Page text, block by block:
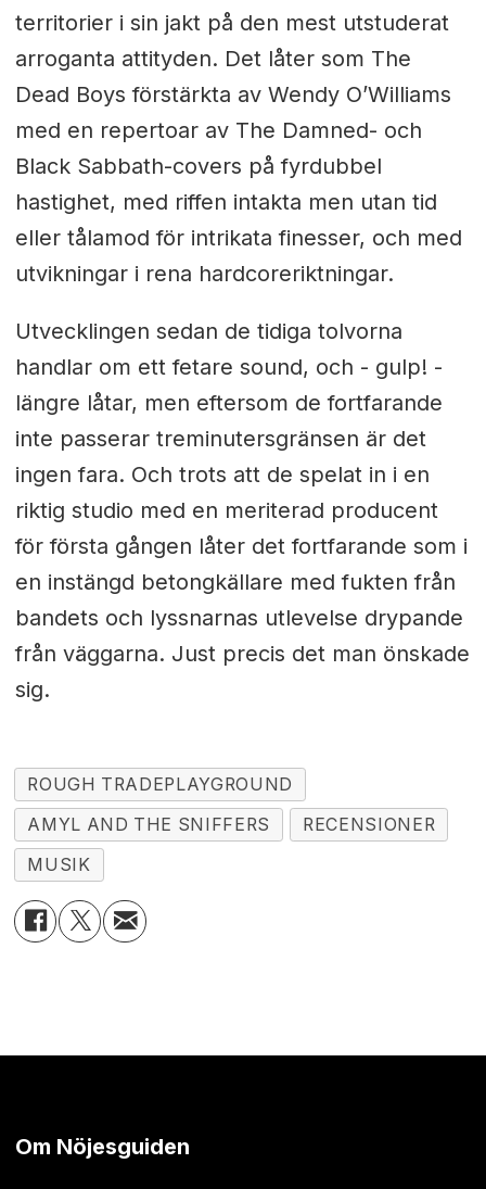
territorier i sin jakt på den mest utstuderat
arroganta attityden. Det låter som The
Dead Boys förstärkta av Wendy O’Williams
med en repertoar av The Damned- och
Black Sabbath-covers på fyrdubbel
hastighet, med riffen intakta men utan tid
eller tålamod för intrikata finesser, och med
utvikningar i rena hardcoreriktningar.
Utvecklingen sedan de tidiga tolvorna
handlar om ett fetare sound, och - gulp! -
längre låtar, men eftersom de fortfarande
inte passerar treminutersgränsen är det
ingen fara. Och trots att de spelat in i en
riktig studio med en meriterad producent
för första gången låter det fortfarande som i
en instängd betongkällare med fukten från
bandets och lyssnarnas utlevelse drypande
från väggarna. Just precis det man önskade
sig.
ROUGH TRADEPLAYGROUND
AMYL AND THE SNIFFERS
RECENSIONER
MUSIK
Om Nöjesguiden